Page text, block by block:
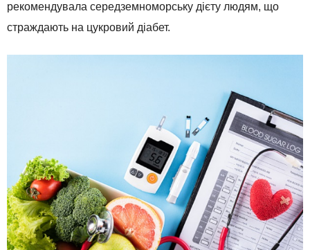
рекомендувала середземноморську дієту людям, що
страждають на цукровий діабет.